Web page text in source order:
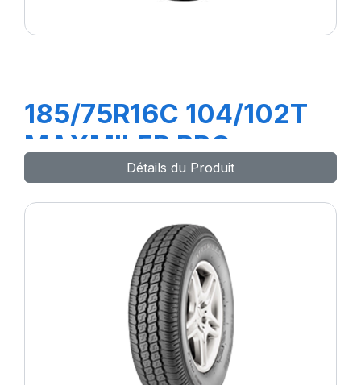
185/75R16C 104/102T
MAXMILER PRO
Détails du Produit